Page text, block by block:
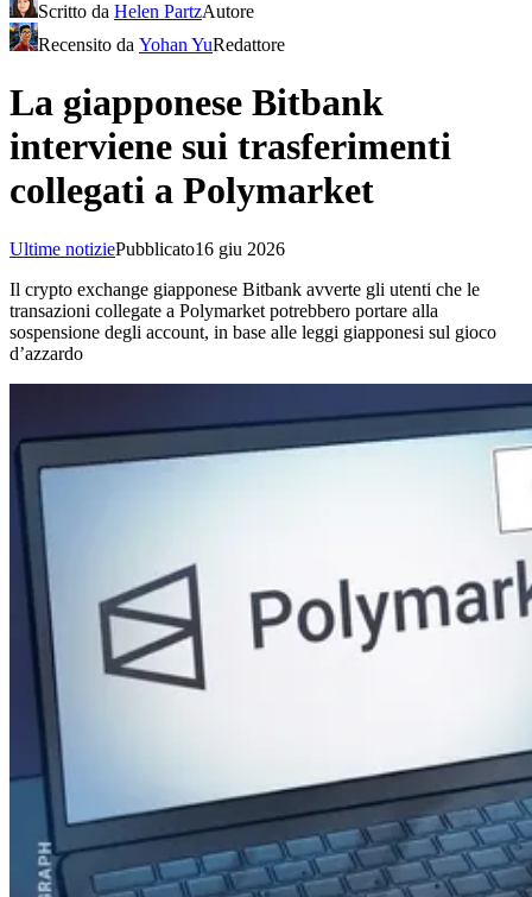
Scritto da Helen PartzAutore
Recensito da Yohan YuRedattore
La giapponese Bitbank
interviene sui trasferimenti
collegati a Polymarket
Ultime notiziePubblicato16 giu 2026
Il crypto exchange giapponese Bitbank avverte gli utenti che le
transazioni collegate a Polymarket potrebbero portare alla
sospensione degli account, in base alle leggi giapponesi sul gioco
d’azzardo